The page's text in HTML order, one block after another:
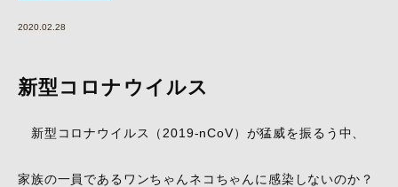
2020.02.28
新型コロナウイルス
新型コロナウイルス（2019-nCoV）が猛威を振るう中、
家族の一員であるワンちゃんネコちゃんに感染しないのか？